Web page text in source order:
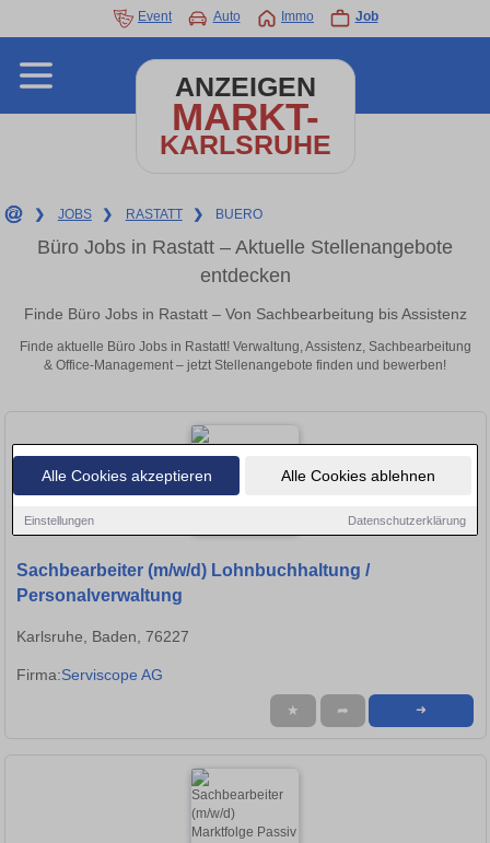
Alle Cookies akzeptieren Alle Cookies ablehnen
Einstellungen Datenschutzerklärung
Event Auto Immo Job
ANZEIGEN
MARKT-
KARLSRUHE
❯ JOBS ❯ RASTATT ❯ BUERO
Büro Jobs in Rastatt – Aktuelle Stellenangebote
entdecken
Finde Büro Jobs in Rastatt – Von Sachbearbeitung bis Assistenz
Finde aktuelle Büro Jobs in Rastatt! Verwaltung, Assistenz, Sachbearbeitung
& Office-Management – jetzt Stellenangebote finden und bewerben!
Sachbearbeiter (m/w/d) Lohnbuchhaltung /
Personalverwaltung
Karlsruhe, Baden, 76227
Firma:Serviscope AG
★ ➦ ➜